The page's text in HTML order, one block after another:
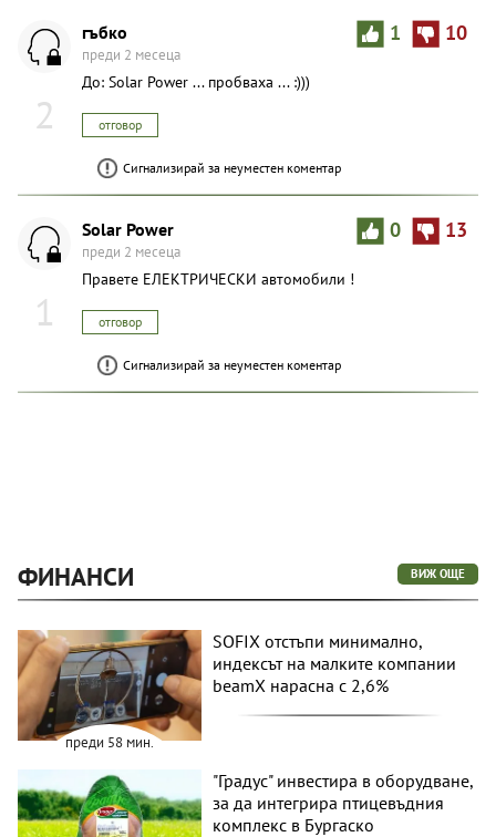
2
1 10
гъбко
преди 2 месеца
До: Solar Power ... пробваха ... :)))
отговор
Сигнализирай за неуместен коментар
1
0 13
Solar Power
преди 2 месеца
Правете ЕЛЕКТРИЧЕСКИ автомобили !
отговор
Сигнализирай за неуместен коментар
ФИНАНСИ ВИЖ ОЩЕ
преди 58 мин.
SOFIX отстъпи минимално,
индексът на малките компании
beamX нарасна с 2,6%
"Градус" инвестира в оборудване,
за да интегрира птицевъдния
комплекс в Бургаско